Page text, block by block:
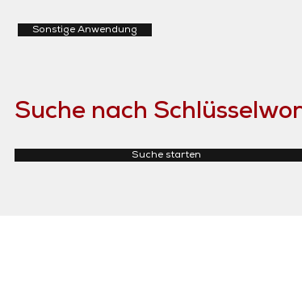
Sonstige Anwendung
Suche nach
Suche starten